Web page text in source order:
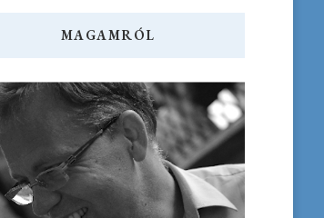
MAGAMRÓL